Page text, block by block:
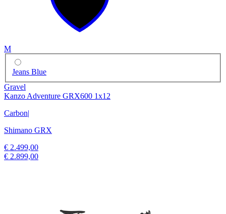
M
Jeans Blue
Gravel
Kanzo Adventure GRX600 1x12
Carbon|
Shimano GRX
€ 2.499,00
€ 2.899,00